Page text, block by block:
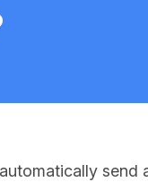
send